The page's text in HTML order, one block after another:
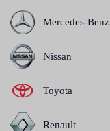
Mercedes-Benz
Nissan
Toyota
Renault